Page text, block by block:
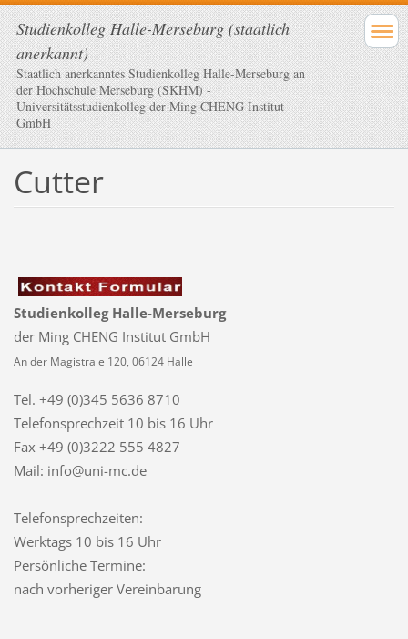
Studienkolleg Halle-Merseburg (staatlich
anerkannt)
Staatlich anerkanntes Studienkolleg Halle-Merseburg an
der Hochschule Merseburg (SKHM) -
Universitätsstudienkolleg der Ming CHENG Institut
GmbH
Cutter
Studienkolleg Halle-Merseburg
der Ming CHENG Institut GmbH
An der Magistrale 120, 06124 Halle
Tel. +49 (0)345 5636 8710
Telefonsprechzeit 10 bis 16 Uhr
Fax +49 (0)3222 555 4827
Mail: info@uni-mc.de
Telefonsprechzeiten:
Werktags 10 bis 16 Uhr
Persönliche Termine:
nach vorheriger Vereinbarung